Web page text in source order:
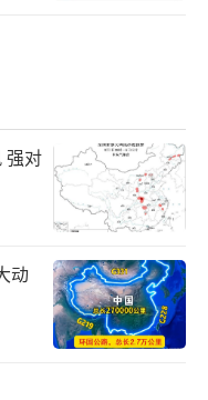
强对
动